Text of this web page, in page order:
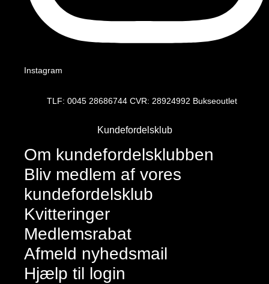
Instagram
TLF: 0045 28686744 CVR: 28924992 Bukseoutlet
Kundefordelsklub
Om kundefordelsklubben
Bliv medlem af vores
kundefordelsklub
Kvitteringer
Medlemsrabat
Afmeld nyhedsmail
Hjælp til login